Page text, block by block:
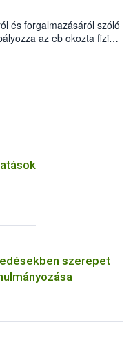
és forgalmazásáról szóló
az eb okozta fizikai
felmerülő
eb tartását és annak
jártas szakértőt.
szerepet